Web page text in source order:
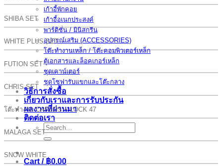
เก้าอี้พักคอย
เก้าอี้อเนกประสงค์
พาร์ติชั่น / มินิสกรีน
อุปกรณ์เสริม (ACCESSORIES)
โต๊ะทำงานเหล็ก / โต๊ะคอมพิวเตอร์เหล็ก
ตู้เอกสารและล็อคเกอร์เหล็ก
ชุดเคาน์เตอร์
ชุดโซฟารับแขกและโต๊ะกลาง
วิธีการสั่งซื้อ
เกี่ยวกับเราและการรับประกัน
ผลงานที่ผ่านมา
ติดต่อเรา
Search
for:
Cart /฿0.00
SHIBA SET
WHITE PLUS SET
FUTION SET
CHRIS SET
โต๊ะทำงาน CARLOS + LOCK 47
MALAGA SET
SNOW WHITE